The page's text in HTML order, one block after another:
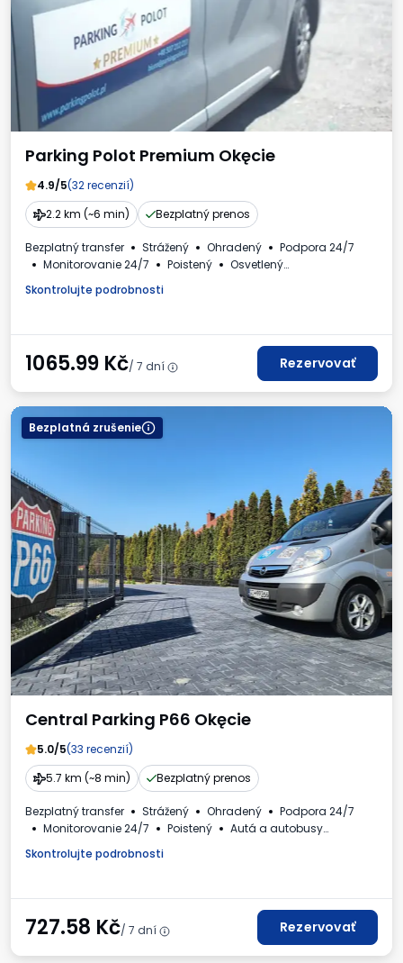
Parking Polot Premium Okęcie
4.9/5(32 recenzií)
2.2 km (~6 min)
Bezplatný prenos
Bezplatný transfer Strážený Ohradený
Podpora 24/7
Monitorovanie 24/7
Poistený
Osvetlený
Skontrolujte podrobnosti
1065.99 Kč/ 7 dní Rezervovať
Bezplatná zrušenie
Central Parking P66 Okęcie
5.0/5(33 recenzií)
5.7 km (~8 min)
Bezplatný prenos
Bezplatný transfer Strážený Ohradený
Podpora 24/7
Monitorovanie 24/7
Poistený
Autá a autobusy
Kryté miesta VIP
Umývanie vozidla
Dostupné nápoje
Faktúra DPH
Skontrolujte podrobnosti
727.58 Kč/ 7 dní Rezervovať